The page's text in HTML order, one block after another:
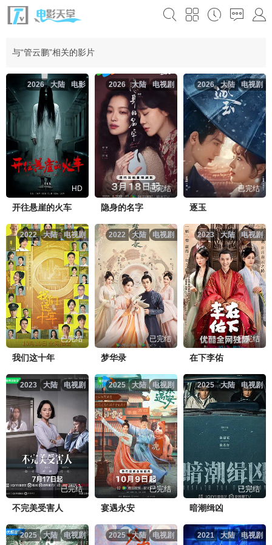
与“管云鹏”相关的影片
电影
大陆
2026
HD
开往悬崖的火车
电视剧
大陆
2026
已完结
隐身的名字
电视剧
大陆
2026
已完结
逐玉
电视剧
大陆
2022
已完结
我们这十年
电视剧
大陆
2022
已完结
梦华录
电视剧
大陆
2023
已完结
在下李佑
电视剧
大陆
2023
已完结
不完美受害人
电视剧
大陆
2025
已完结
宴遇永安
电视剧
大陆
2025
已完结
暗潮缉凶
电视剧
大陆
2025 电视剧
大陆
2025 电视剧
大陆
2021